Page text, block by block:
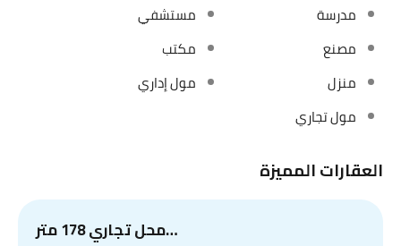
مدرسة
مستشفي
مصنع
مكتب
منزل
مول إداري
مول تجاري
العقارات المميزة
محل تجاري 178 متر…